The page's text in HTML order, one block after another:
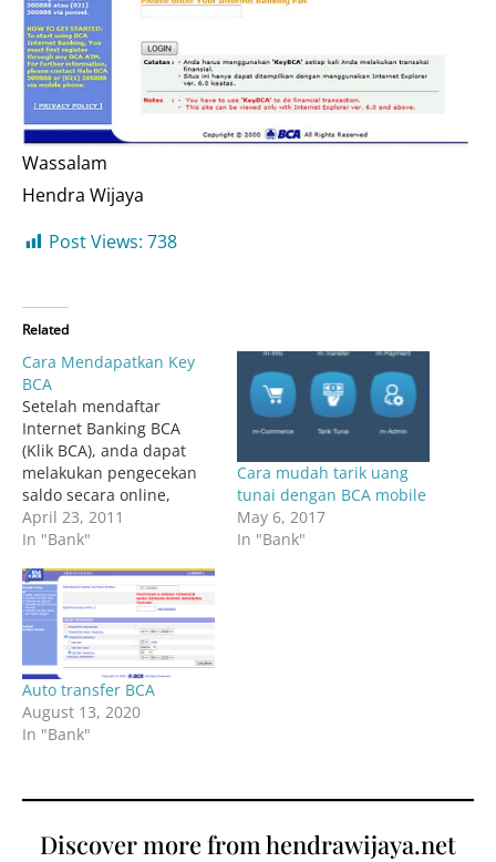
Wassalam
Hendra Wijaya
Post Views: 738
Related
Cara Mendapatkan Key
BCA
Setelah mendaftar
Internet Banking BCA
(Klik BCA), anda dapat
melakukan pengecekan
saldo secara online,
namun anda tidak bisa
melakukan pembelian
dan pembayaran tagihan.
Untuk dapat melakukan
hal tersebut, anda perlu
yang namanya Key BCA.
Kye BCA Key BCA adalah
sebuah ALAT berbentuk
seperti kalkulator kecil
(biasanya) berwarna…
April 23, 2011
In "Bank"
Cara mudah tarik uang
tunai dengan BCA mobile
May 6, 2017
In "Bank"
Auto transfer BCA
August 13, 2020
In "Bank"
Discover more from hendrawijaya.net